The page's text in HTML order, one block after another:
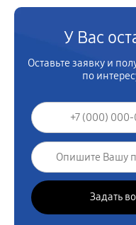
У Вас
Оставьте заявку и
по